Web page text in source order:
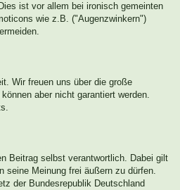
ist vor allem bei ironisch gemeinten
wie z.B. ("Augenzwinkern")
Wir freuen uns über die große
aber nicht garantiert werden.
Beitrag selbst verantwortlich. Dabei gilt
seine Meinung frei äußern zu dürfen.
der Bundesrepublik Deutschland